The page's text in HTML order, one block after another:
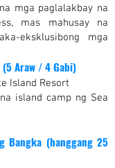
mga paglalakbay na
mas mahusay na
eksklusibong mga
Araw / 4 Gabi)
Island Resort
island camp ng Sea
(hanggang 25